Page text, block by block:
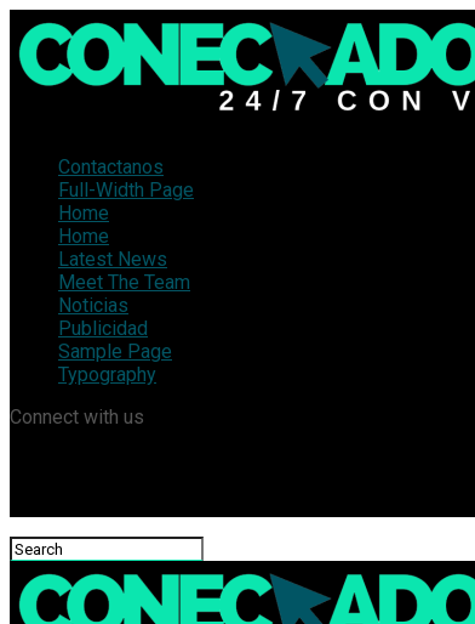
Contactanos
Full-Width Page
Home
Home
Latest News
Meet The Team
Noticias
Publicidad
Sample Page
Typography
Connect with us